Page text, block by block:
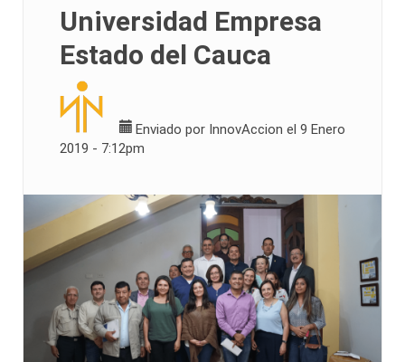
Universidad Empresa
Estado del Cauca
Enviado por InnovAccion el 9 Enero
2019 - 7:12pm